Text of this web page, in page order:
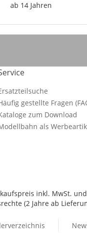
ab 14 Jahren
gestellte Fragen
zum Download
als
inkl. MwSt.
(2 Jahre ab